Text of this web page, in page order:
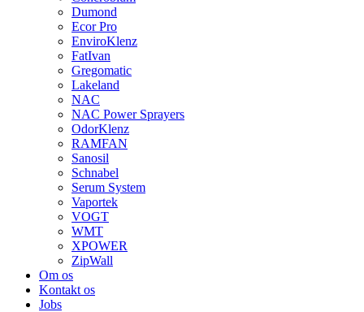
Dumond
Ecor Pro
EnviroKlenz
FatIvan
Gregomatic
Lakeland
NAC
NAC Power Sprayers
OdorKlenz
RAMFAN
Sanosil
Schnabel
Serum System
Vaportek
VOGT
WMT
XPOWER
ZipWall
Om os
Kontakt os
Jobs